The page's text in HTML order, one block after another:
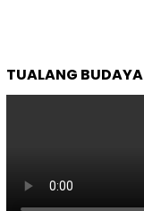
TUALANG BUDAYA